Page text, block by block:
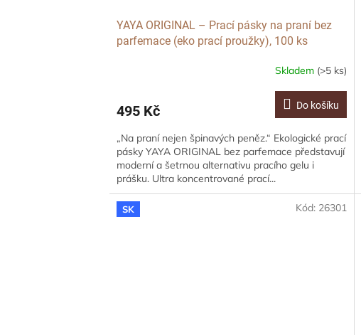
YAYA ORIGINAL – Prací pásky na praní bez
parfemace (eko prací proužky), 100 ks
Skladem (>5 ks)
495 Kč Do košíku
„Na praní nejen špinavých peněz.“ Ekologické prací
pásky YAYA ORIGINAL bez parfemace představují
moderní a šetrnou alternativu pracího gelu i
prášku. Ultra koncentrované prací...
SK Kód: 26301